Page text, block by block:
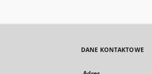
DANE KONTAKTOWE